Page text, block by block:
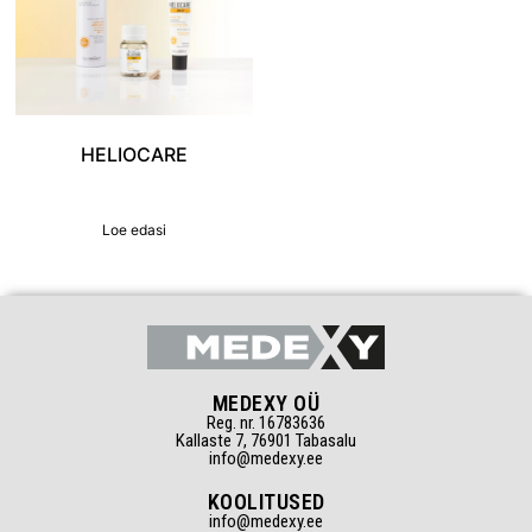
HELIOCARE
Loe edasi
MEDEXY OÜ
Reg. nr. 16783636
Kallaste 7, 76901 Tabasalu
info@medexy.ee
KOOLITUSED
info@medexy.ee